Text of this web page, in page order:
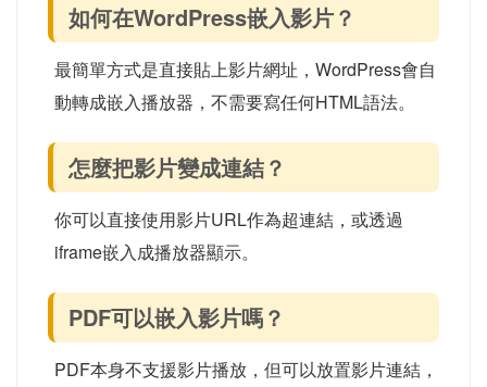
如何在WordPress嵌入影片？
最簡單方式是直接貼上影片網址，WordPress會自
動轉成嵌入播放器，不需要寫任何HTML語法。
怎麼把影片變成連結？
你可以直接使用影片URL作為超連結，或透過
iframe嵌入成播放器顯示。
PDF可以嵌入影片嗎？
PDF本身不支援影片播放，但可以放置影片連結，